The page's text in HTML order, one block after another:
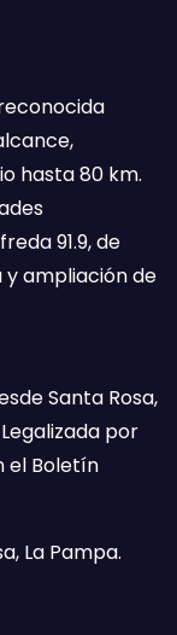
hasta 80 km.
91.9, de
ampliación de
Santa Rosa,
por
el Boletín
La Pampa.